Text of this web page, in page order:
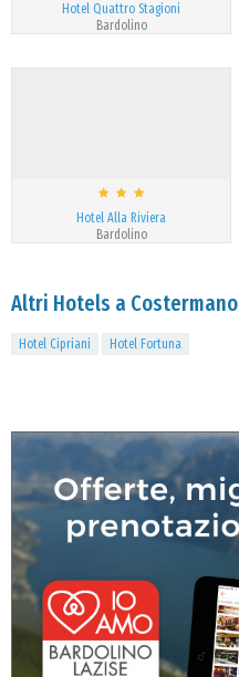
Hotel Quattro Stagioni
Bardolino
Hotel Alla Riviera
Bardolino
Altri Hotels a Costermano
Hotel Cipriani Hotel Fortuna